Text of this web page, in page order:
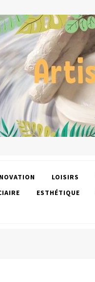
LOISIRS
ESTHÉTIQUE